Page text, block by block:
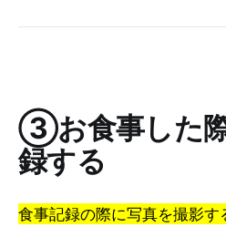
③お食事した
録する
食事記録の際に写真を撮影